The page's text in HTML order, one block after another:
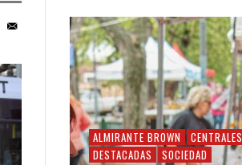
ALMIRANTE BROWN
CENTRALES
DESTACADAS
SOCIEDAD